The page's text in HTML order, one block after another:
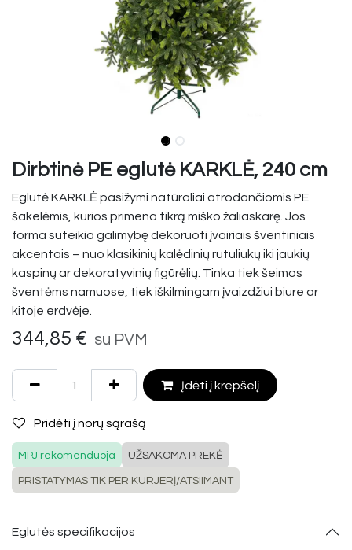
Dirbtinė PE eglutė KARKLĖ, 240 cm
Eglutė KARKLĖ pasižymi natūraliai atrodančiomis PE
šakelėmis, kurios primena tikrą miško žaliaskarę. Jos
forma suteikia galimybę dekoruoti įvairiais šventiniais
akcentais – nuo klasikinių kalėdinių rutuliukų iki jaukių
kaspinų ar dekoratyvinių figūrėlių. Tinka tiek šeimos
šventėms namuose, tiek iškilmingam įvaizdžiui biure ar
kitoje erdvėje.
344,85 € su PVM
Įdėti į krepšelį
Pridėti į norų sąrašą
MPJ rekomenduoja UŽSAKOMA PREKĖ
PRISTATYMAS TIK PER KURJERĮ/ATSIIMANT
Eglutės specifikacijos